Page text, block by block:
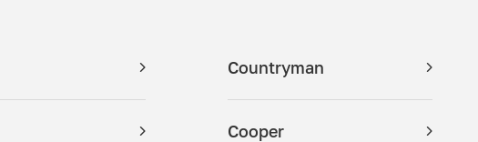
Countryman
Cooper